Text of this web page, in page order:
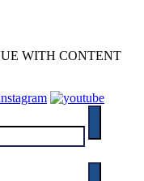
WITH CONTENT